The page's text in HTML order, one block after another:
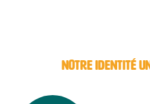
NOTRE IDENTITÉ